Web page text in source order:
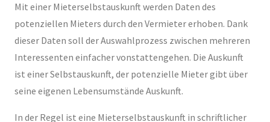
Mit einer Mieterselbstauskunft werden Daten des
potenziellen Mieters durch den Vermieter erhoben. Dank
dieser Daten soll der Auswahlprozess zwischen mehreren
Interessenten einfacher vonstattengehen. Die Auskunft
ist einer Selbstauskunft, der potenzielle Mieter gibt über
seine eigenen Lebensumstände Auskunft.
In der Regel ist eine Mieterselbstauskunft in schriftlicher